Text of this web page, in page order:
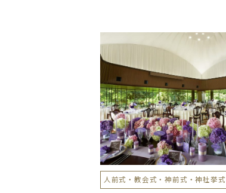
人前式・教会式・神前式・神社挙式